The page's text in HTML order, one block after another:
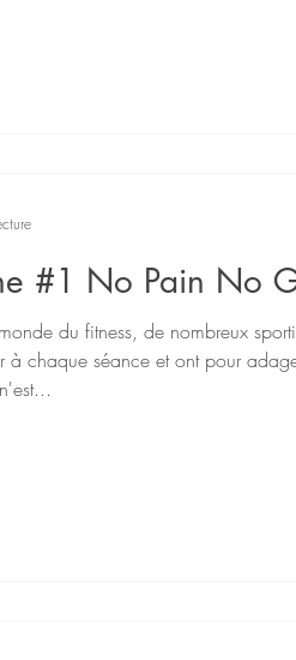
#1 No Pain No
du fitness, de nombreux
à chaque séance et ont pour